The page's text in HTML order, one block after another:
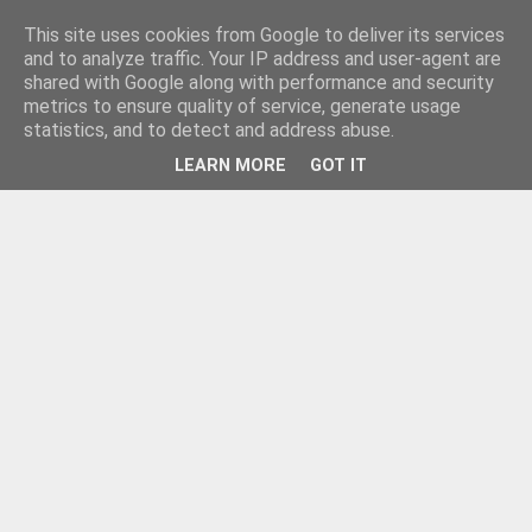
This site uses cookies from Google to deliver its services
and to analyze traffic. Your IP address and user-agent are
shared with Google along with performance and security
metrics to ensure quality of service, generate usage
statistics, and to detect and address abuse.
LEARN MORE GOT IT